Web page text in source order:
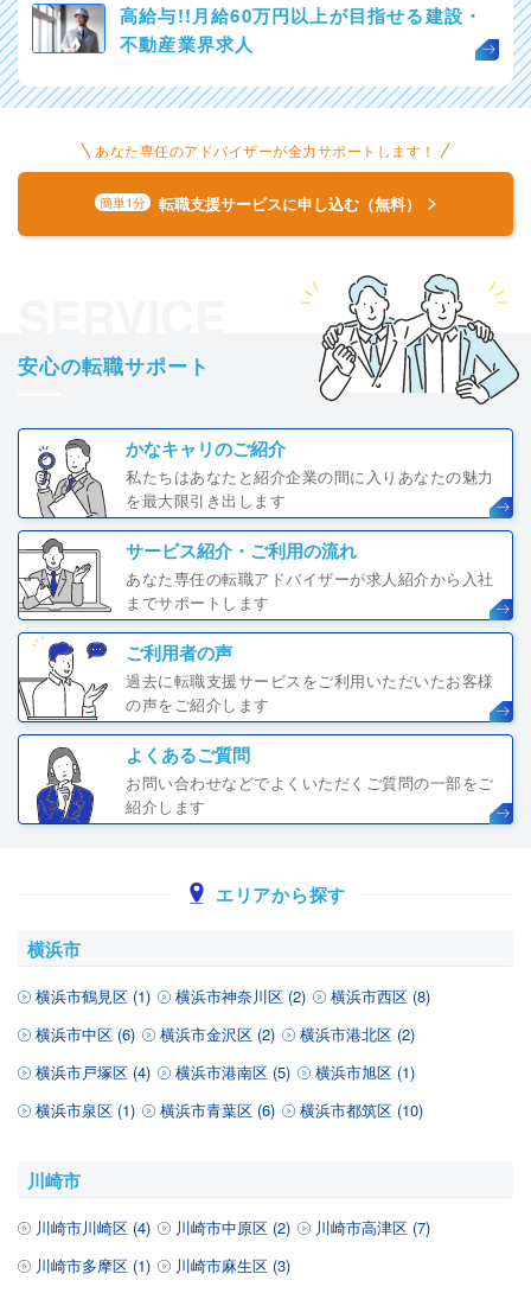
高給与!!月給60万円以上が目指せる建設・
不動産業界求人
あなた専任のアドバイザーが全力サポートします！
簡単1分 転職支援サービスに申し込む（無料）
安心の転職サポート
かなキャリのご紹介
私たちはあなたと紹介企業の間に入りあなたの魅力
を最大限引き出します
サービス紹介・ご利用の流れ
あなた専任の転職アドバイザーが求人紹介から入社
までサポートします
ご利用者の声
過去に転職支援サービスをご利用いただいたお客様
の声をご紹介します
よくあるご質問
お問い合わせなどでよくいただくご質問の一部をご
紹介します
エリアから探す
横浜市
横浜市鶴見区 (1) 横浜市神奈川区 (2)
横浜市西区 (8)
横浜市中区 (6)
横浜市金沢区 (2)
横浜市港北区 (2)
横浜市戸塚区 (4)
横浜市港南区 (5)
横浜市旭区 (1)
横浜市泉区 (1)
横浜市青葉区 (6) 横浜市都筑区 (10)
川崎市
川崎市川崎区 (4) 川崎市中原区 (2)
川崎市高津区 (7)
川崎市多摩区 (1)
川崎市麻生区 (3)